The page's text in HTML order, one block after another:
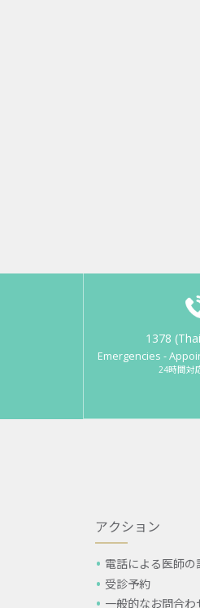
1378
Emergencies -
24時間対
アクション
電話による医師の
受診予約
一般的なお問合わ